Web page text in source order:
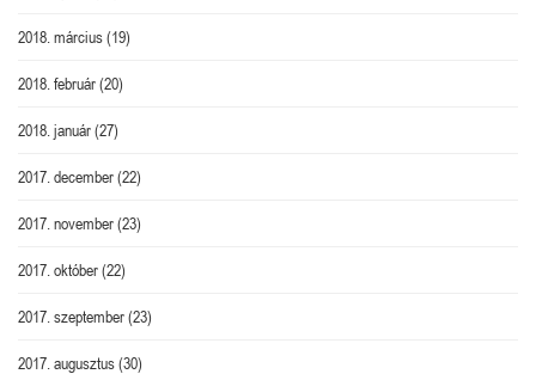
2018. március(19)
2018. február(20)
2018. január(27)
2017. december(22)
2017. november(23)
2017. október(22)
2017. szeptember(23)
2017. augusztus(30)